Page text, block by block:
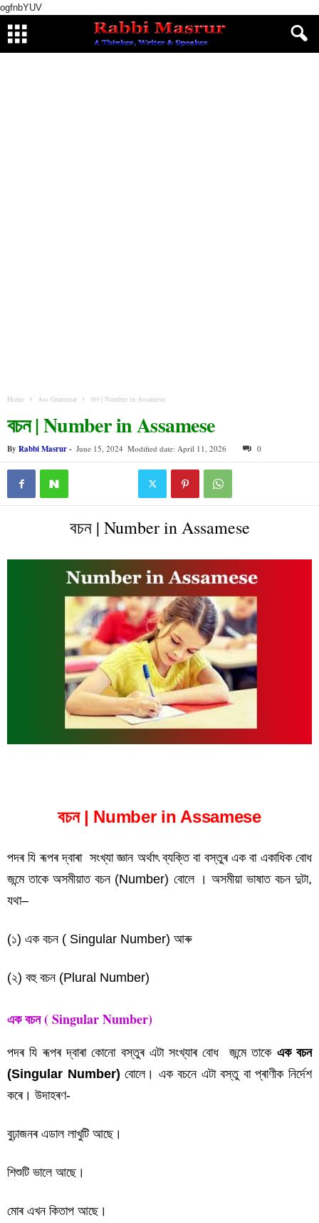
ogfnbYUV
Home Ass Grammar বচন | Number in Assamese
বচন | Number in Assamese
By Rabbi Masrur- June 15, 2024 Modified date: April 11, 2026 0
বচন | Number in Assamese
বচন | Number in Assamese
পদৰ যি ৰূপৰ দ্বাৰা সংখ্যা জ্ঞান অৰ্থাৎ ব্যক্তি বা বস্তুৰ এক বা একাধিক বোধ
জন্মে তাকে অসমীয়াত বচন (Number) বোলে । অসমীয়া ভাষাত বচন দুটা,
যথা–
(১) এক বচন ( Singular Number) আৰু
(২) বহু বচন (Plural Number)
এক বচন ( Singular Number)
পদৰ যি ৰূপৰ দ্বাৰা কোনো বস্তুৰ এটা সংখ্যাৰ বোধ জন্মে তাকে এক বচন
(Singular Number) বোলে। এক বচনে এটা বস্তু বা প্ৰাণীক নিৰ্দেশ
কৰে। উদাহৰণ-
বুঢ়াজনৰ এডাল লাখুটি আছে।
শিশুটি ভালে আছে।
মোৰ এখন কিতাপ আছে।